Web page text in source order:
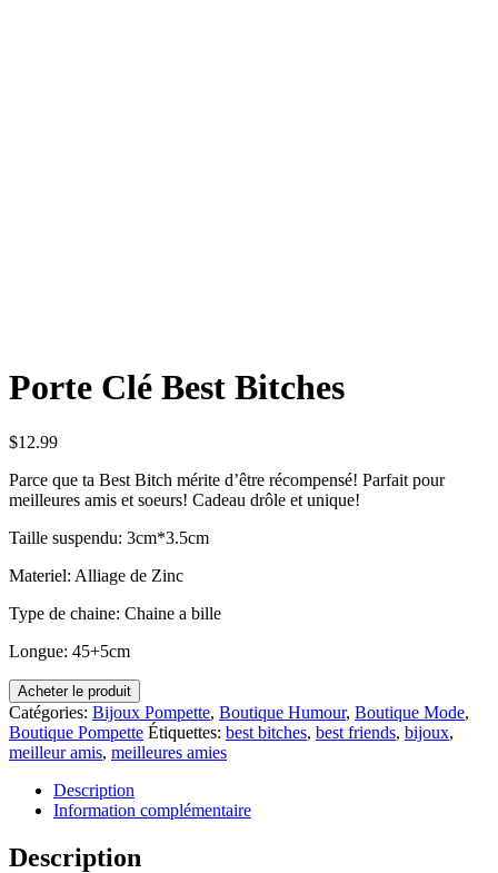
Porte Clé Best Bitches
$12.99
Parce que ta Best Bitch mérite d’être récompensé! Parfait pour
meilleures amis et soeurs! Cadeau drôle et unique!
Taille suspendu: 3cm*3.5cm
Materiel: Alliage de Zinc
Type de chaine: Chaine a bille
Longue: 45+5cm
Acheter le produit
Catégories: Bijoux Pompette, Boutique Humour, Boutique Mode,
Boutique Pompette Étiquettes: best bitches, best friends, bijoux,
meilleur amis, meilleures amies
Description
Information complémentaire
Description